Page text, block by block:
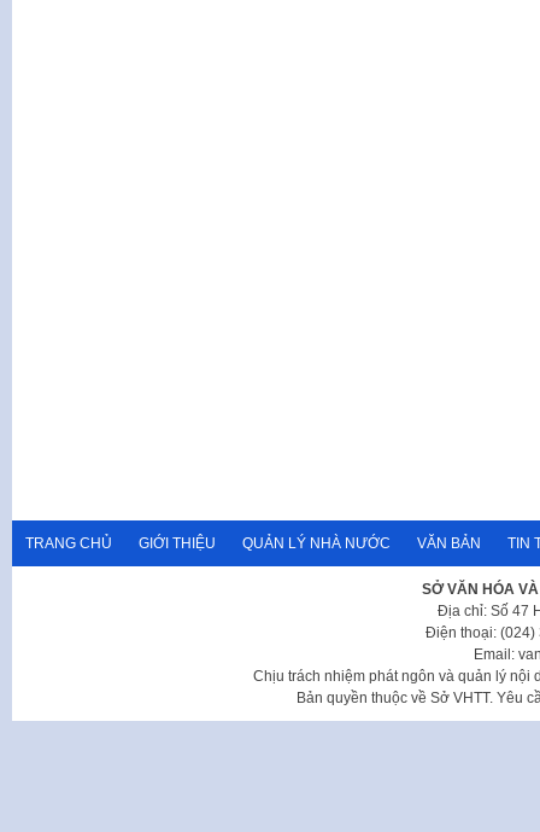
TRANG CHỦ GIỚI THIỆU QUẢN LÝ NHÀ NƯỚC VĂN BẢN TIN
SỞ VĂN HÓA
Địa chỉ: Số 47
Điện thoại: (024)
Email:
Chịu trách nhiệm phát ngôn và quản lý nội
Bản quyền thuộc về Sở VHTT. Yêu